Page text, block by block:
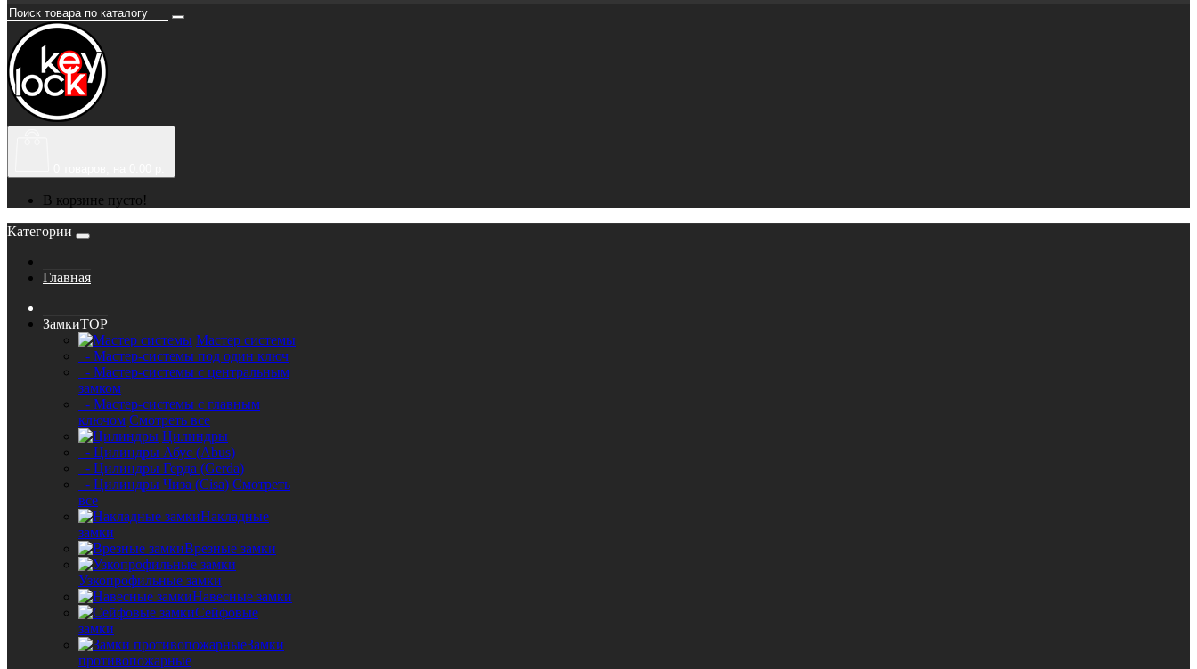
В корзине пусто!
Категории
Главная
ЗамкиTOP
Мастер системы
- Мастер-системы под один ключ
- Мастер-системы с центральным
замком
- Мастер-системы с главным
ключом Смотреть все
Цилиндры
- Цилиндры Абус (Abus)
- Цилиндры Герда (Gerda)
- Цилиндры Чиза (Cisa) Смотреть
все
Накладные
замки
Врезные замки
Узкопрофильные замки
Навесные замки
Сейфовые
замки
Замки
противопожарные